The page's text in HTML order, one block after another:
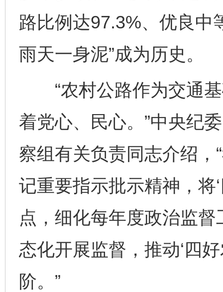
路比例达97.3%、优良中
雨天一身泥”成为历史。
“农村公路作为交通基
着党心、民心。”中央纪
察组有关负责同志介绍，
记重要指示批示精神，将
点，细化每年度政治监
态化开展监督，推动‘四
阶。”